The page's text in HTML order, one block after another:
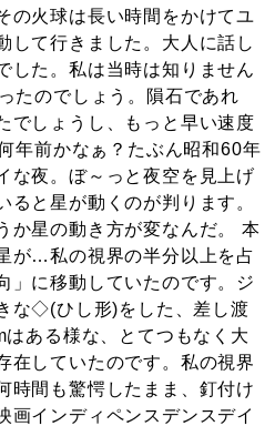
の火球は長い時間をかけてユ
して行きました。大人に話し
した。私は当時は知りません
たのでしょう。隕石であれ
でしょうし、もっと早い速度
年前かなぁ？たぶん昭和60年
な夜。ぼ～っと夜空を見上げ
ると星が動くのが判ります。
か星の動き方が変なんだ。 本
が…私の視界の半分以上を占
」に移動していたのです。ジ
な◇(ひし形)をした、差し渡
ある様な、とてつもなく大
在していたのです。私の視界
時間も驚愕したまま、釘付け
画インディペンスデンスデイ